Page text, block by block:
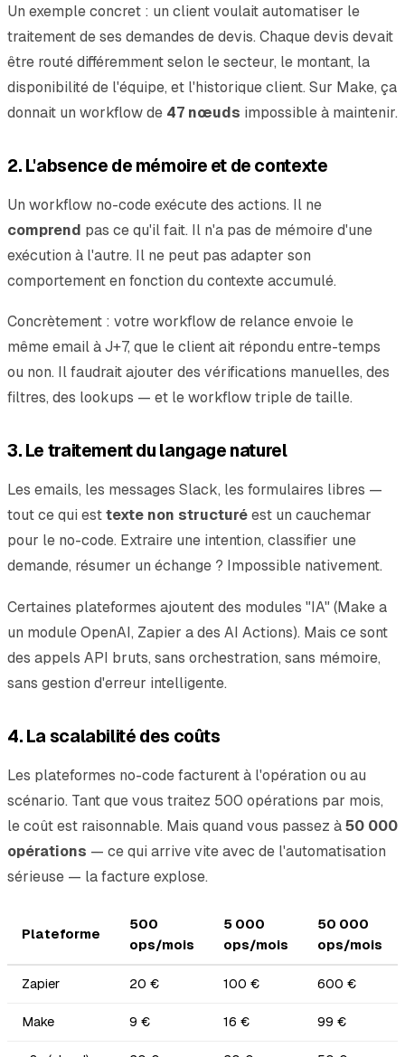
Un exemple concret : un client voulait automatiser le
traitement de ses demandes de devis. Chaque devis devait
être routé différemment selon le secteur, le montant, la
disponibilité de l'équipe, et l'historique client. Sur Make, ça
donnait un workflow de 47 nœuds impossible à maintenir.
2. L'absence de mémoire et de contexte
Un workflow no-code exécute des actions. Il ne
comprend pas ce qu'il fait. Il n'a pas de mémoire d'une
exécution à l'autre. Il ne peut pas adapter son
comportement en fonction du contexte accumulé.
Concrètement : votre workflow de relance envoie le
même email à J+7, que le client ait répondu entre-temps
ou non. Il faudrait ajouter des vérifications manuelles, des
filtres, des lookups — et le workflow triple de taille.
3. Le traitement du langage naturel
Les emails, les messages Slack, les formulaires libres —
tout ce qui esttexte non structuréest un cauchemar
pour le no-code. Extraire une intention, classifier une
demande, résumer un échange ? Impossible nativement.
Certaines plateformes ajoutent des modules "IA" (Make a
un module OpenAI, Zapier a des AI Actions). Mais ce sont
des appels API bruts, sans orchestration, sans mémoire,
sans gestion d'erreur intelligente.
4. La scalabilité des coûts
Les plateformes no-code facturent à l'opération ou au
scénario. Tant que vous traitez 500 opérations par mois,
le coût est raisonnable. Mais quand vous passez à50 000
opérations — ce qui arrive vite avec de l'automatisation
sérieuse — la facture explose.
Plateforme
500
ops/mois
5 000
ops/mois
50 000
ops/mois
Zapier 20 € 100 € 600 €
Make 9 € 16 € 99 €